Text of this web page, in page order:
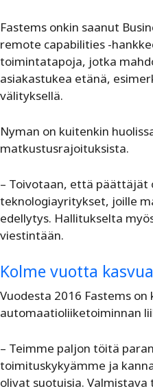
Fastems onkin saanut
remote capabilities -
toimintatapoja, jotka
asiakastukea etänä,
välityksellä.
Nyman on kuitenkin
matkustusrajoituksista.
– Toivotaan, että päättäjät
teknologiayritykset, joille
edellytys. Hallitukselta
viestintään.
Kolme vuotta
Vuodesta 2016 Fastems
automaatioliiketoiminnan
– Teimme paljon töitä
toimituskykyämme ja
olivat suotuisia.